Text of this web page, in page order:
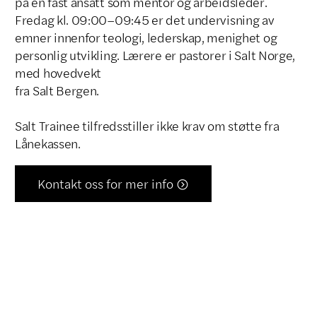
Fredag kl. 09:00–09:45 er det undervisning av
emner innenfor teologi, lederskap, menighet og
personlig utvikling. Lærere er pastorer i Salt Norge,
med hovedvekt
fra Salt Bergen.
Salt Trainee tilfredsstiller ikke krav om støtte fra
Lånekassen.
Kontakt oss for mer info 